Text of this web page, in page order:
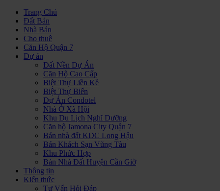
Trang Chủ
Đất Bán
Nhà Bán
Cho thuê
Căn Hộ Quận 7
Dự án
Đất Nền Dự Án
Căn Hộ Cao Cấp
Biệt Thự Liền Kề
Biệt Thự Biển
Dự Án Condotel
Nhà Ở Xã Hội
Khu Du Lịch Nghĩ Dưỡng
Căn hộ Jamona City Quận 7
Bán nhà đất KDC Long Hậu
Bán Khách Sạn Vũng Tàu
Khu Phức Hợp
Bán Nhà Đất Huyện Cần Giờ
Thông tin
Kiến thức
Tư Vấn Hỏi Đáp